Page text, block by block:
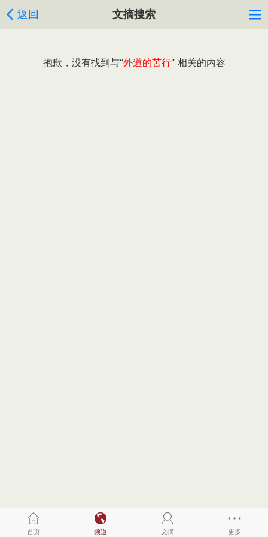
返回 文摘搜索
抱歉，没有找到与“外道的苦行” 相关的内容
首页 频道 文摘 更多